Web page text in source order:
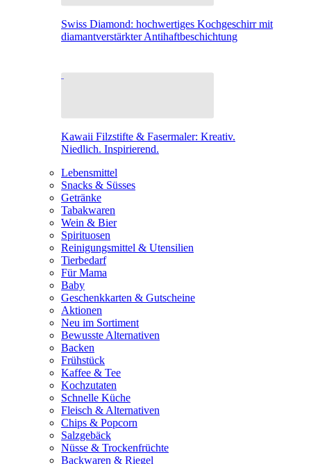
Swiss Diamond: hochwertiges Kochgeschirr mit
diamantverstärkter Antihaftbeschichtung
Kawaii Filzstifte & Fasermaler: Kreativ.
Niedlich. Inspirierend.
Lebensmittel
Snacks & Süsses
Getränke
Tabakwaren
Wein & Bier
Spirituosen
Reinigungsmittel & Utensilien
Tierbedarf
Für Mama
Baby
Geschenkkarten & Gutscheine
Aktionen
Neu im Sortiment
Bewusste Alternativen
Backen
Frühstück
Kaffee & Tee
Kochzutaten
Schnelle Küche
Fleisch & Alternativen
Chips & Popcorn
Salzgebäck
Nüsse & Trockenfrüchte
Backwaren & Riegel